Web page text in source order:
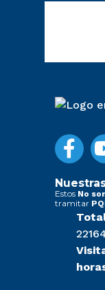
Estos No
tramitar